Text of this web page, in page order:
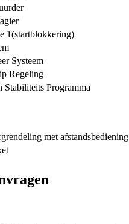
1(startblokkering)
Systeem
Regeling
Stabiliteits Programma
met afstandsbediening